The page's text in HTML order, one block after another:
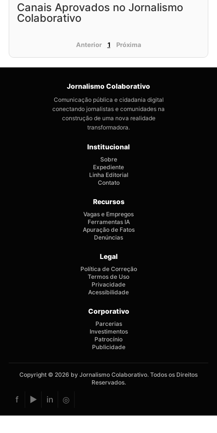
Canais Aprovados no Jornalismo
Colaborativo
Anterior 1 Próxima
Jornalismo Colaborativo
Comunicação pública e cidadania digital
conectando jornalistas e comunidades na
construção de uma nova realidade
transformadora.
Institucional
Sobre
Expediente
Linha Editorial
Contato
Recursos
Vagas e Empregos
Ferramentas IA
Apuração de Fatos
Denúncias
Legal
Política de Correção
Termos de Uso
Privacidade
Acessibilidade
Corporativo
Parcerias
Investimentos
Patrocínio
Publicidade
Copyright © 2026 by Jornalismo Colaborativo. Todos os Direitos
Reservados.
f ▶ in ◎